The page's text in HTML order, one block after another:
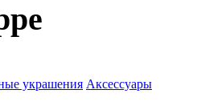
украшения Аксессуары